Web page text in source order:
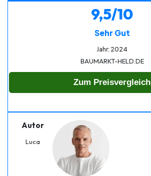
9,5/10
Sehr Gut
Jahr: 2024
BAUMARKT-HELD.DE
Zum Preisvergleich
Autor
Luca